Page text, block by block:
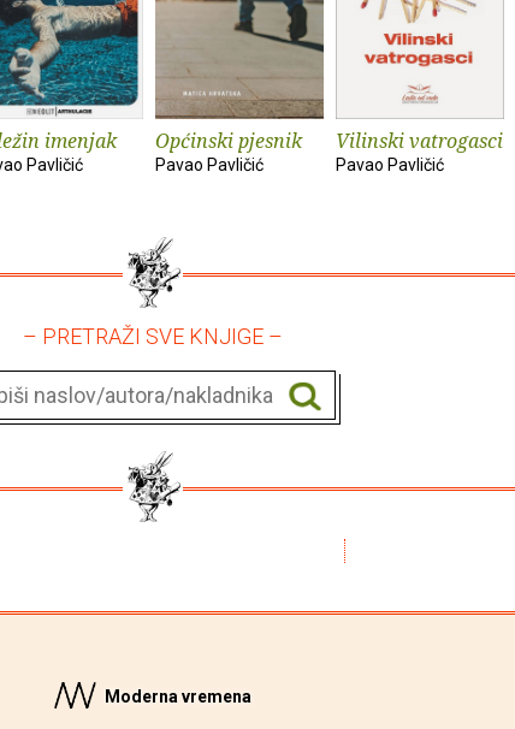
imenjak
Pavličić
Općinski pjesnik
Pavao Pavličić
Vilinski vatrogasci
Pavao Pavličić
– PRETRAŽI SVE KNJIGE –
Moderna vremena